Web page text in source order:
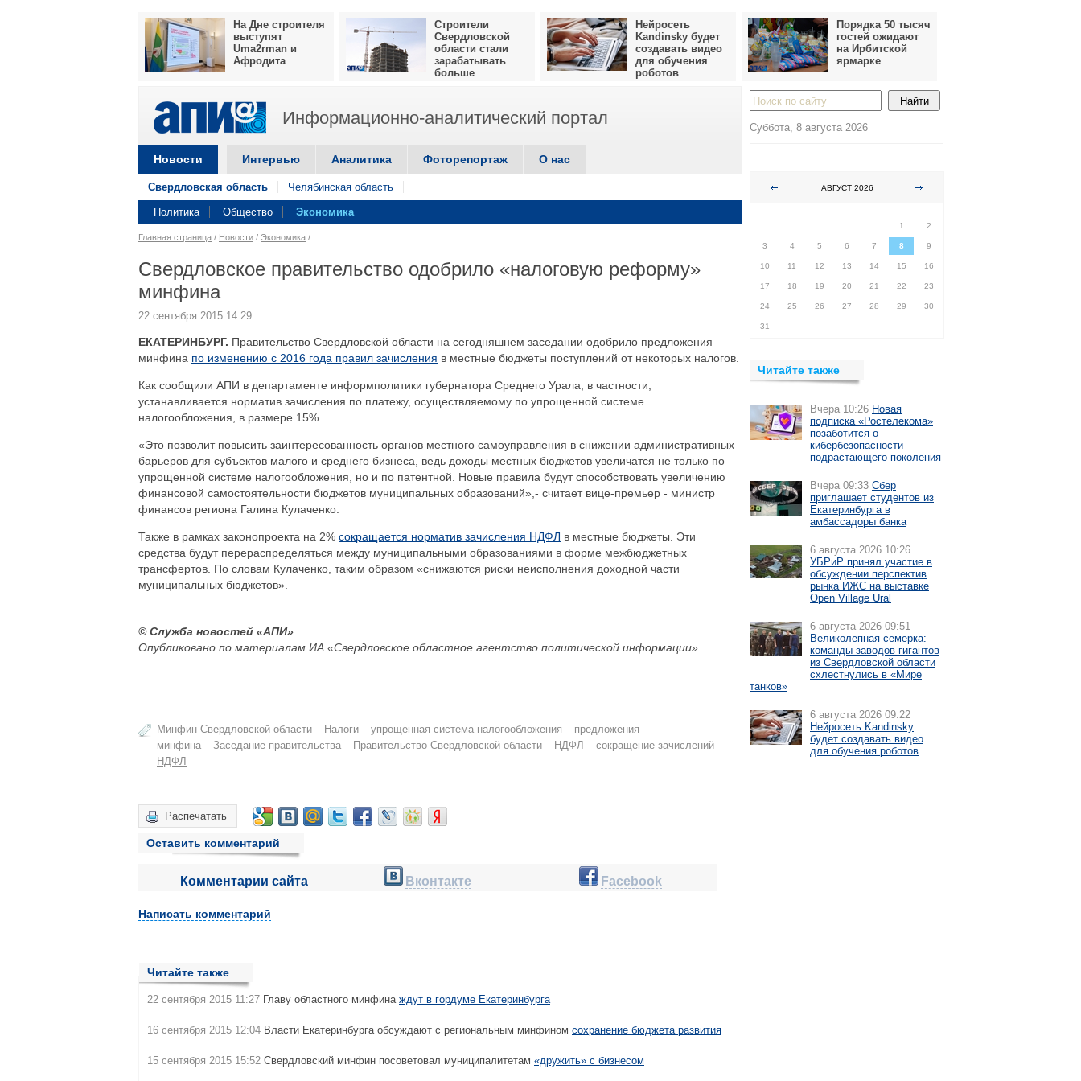
На Дне строителя
выступят
Uma2rman и
Афродита
Строители
Свердловской
области стали
зарабатывать
больше
Нейросеть
Kandinsky будет
создавать видео
для обучения
роботов
Порядка 50 тысяч
гостей ожидают
на Ирбитской
ярмарке
Информационно-аналитический портал
Новости Интервью Аналитика Фоторепортаж О нас
Свердловская область Челябинская область
Политика Общество Экономика
Главная страница / Новости / Экономика /
Свердловское правительство одобрило «налоговую реформу»
минфина
22 сентября 2015 14:29
ЕКАТЕРИНБУРГ. Правительство Свердловской области на сегодняшнем заседании одобрило предложения
минфина по изменению с 2016 года правил зачисления в местные бюджеты поступлений от некоторых налогов.
Как сообщили АПИ в департаменте информполитики губернатора Среднего Урала, в частности,
устанавливается норматив зачисления по платежу, осуществляемому по упрощенной системе
налогообложения, в размере 15%.
«Это позволит повысить заинтересованность органов местного самоуправления в снижении административных
барьеров для субъектов малого и среднего бизнеса, ведь доходы местных бюджетов увеличатся не только по
упрощенной системе налогообложения, но и по патентной. Новые правила будут способствовать увеличению
финансовой самостоятельности бюджетов муниципальных образований»,- считает вице-премьер - министр
финансов региона Галина Кулаченко.
Также в рамках законопроекта на 2% сокращается норматив зачисления НДФЛ в местные бюджеты. Эти
средства будут перераспределяться между муниципальными образованиями в форме межбюджетных
трансфертов. По словам Кулаченко, таким образом «снижаются риски неисполнения доходной части
муниципальных бюджетов».
© Служба новостей «АПИ»
Опубликовано по материалам ИА «Свердловское областное агентство политической информации».
Минфин Свердловской области Налоги упрощенная система налогообложения
предложения
минфина
Заседание правительства Правительство Свердловской области НДФЛ
сокращение зачислений
НДФЛ
Распечатать
Оставить комментарий
Комментарии сайта Вконтакте Facebook
Написать комментарий
Читайте также
22 сентября 2015 11:27 Главу областного минфина ждут в гордуме Екатеринбурга
16 сентября 2015 12:04 Власти Екатеринбурга обсуждают с региональным минфином сохранение бюджета развития
15 сентября 2015 15:52 Свердловский минфин посоветовал муниципалитетам «дружить» с бизнесом
Суббота, 8 августа 2026
АВГУСТ 2026
1
2
3 4 5 6 7 8 9
10 11 12 13 14 15 16
17 18 19 20 21 22 23
24 25 26 27 28 29 30
31
Читайте также
Вчера 10:26 Новая
подписка «Ростелекома»
позаботится о
кибербезопасности
подрастающего поколения
Вчера 09:33 Сбер
приглашает студентов из
Екатеринбурга в
амбассадоры банка
6 августа 2026 10:26
УБРиР принял участие в
обсуждении перспектив
рынка ИЖС на выставке
Open Village Ural
6 августа 2026 09:51
Великолепная семерка:
команды заводов-гигантов
из Свердловской области
схлестнулись в «Мире
танков»
6 августа 2026 09:22
Нейросеть Kandinsky
будет создавать видео
для обучения роботов